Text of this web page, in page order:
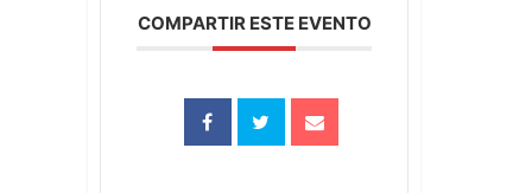
COMPARTIR ESTE EVENTO